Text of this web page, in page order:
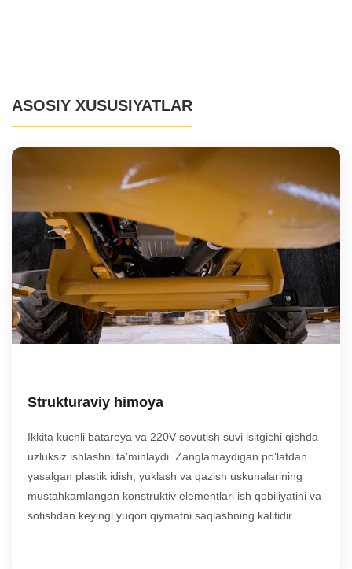
ASOSIY XUSUSIYATLAR
Strukturaviy himoya
Ikkita kuchli batareya va 220V sovutish suvi isitgichi qishda
uzluksiz ishlashni ta'minlaydi. Zanglamaydigan po'latdan
yasalgan plastik idish, yuklash va qazish uskunalarining
mustahkamlangan konstruktiv elementlari ish qobiliyatini va
sotishdan keyingi yuqori qiymatni saqlashning kalitidir.